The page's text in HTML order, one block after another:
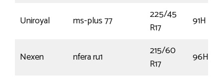
Uniroyal ms-plus 77
225/45
R17
91H
Nexen nfera ru1
215/60
R17
96H